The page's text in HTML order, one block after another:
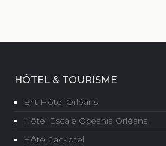
HÔTEL & TOURISME
Brit Hôtel Orléans
Hôtel Escale Oceania Orléans
Hôtel Jackotel